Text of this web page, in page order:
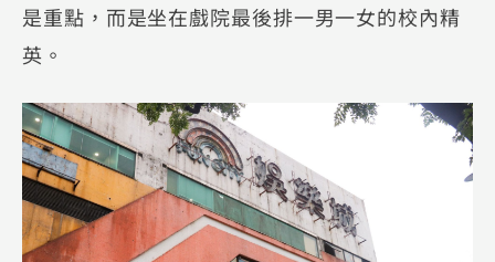
是重點，而是坐在戲院最後排一男一女的校內精
英。